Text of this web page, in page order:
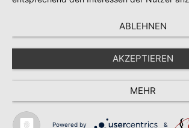
ABLEHNEN
AKZEPTIEREN
MEHR
Powered by &